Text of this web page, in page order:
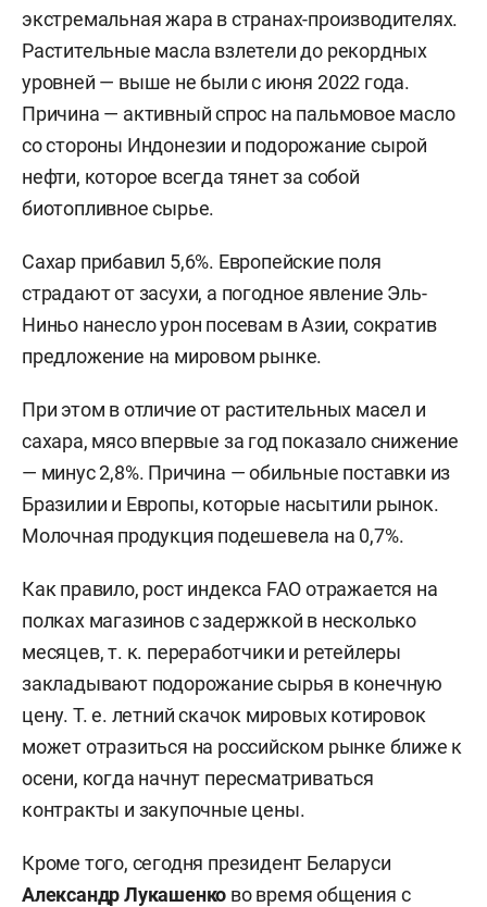
экстремальная жара в странах-производителях.
Растительные масла взлетели до рекордных
уровней — выше не были с июня 2022 года.
Причина — активный спрос на пальмовое масло
со стороны Индонезии и подорожание сырой
нефти, которое всегда тянет за собой
биотопливное сырье.
Сахар прибавил 5,6%. Европейские поля
страдают от засухи, а погодное явление Эль-
Ниньо нанесло урон посевам в Азии, сократив
предложение на мировом рынке.
При этом в отличие от растительных масел и
сахара, мясо впервые за год показало снижение
— минус 2,8%. Причина — обильные поставки из
Бразилии и Европы, которые насытили рынок.
Молочная продукция подешевела на 0,7%.
Как правило, рост индекса FAO отражается на
полках магазинов с задержкой в несколько
месяцев, т. к. переработчики и ретейлеры
закладывают подорожание сырья в конечную
цену. Т. е. летний скачок мировых котировок
может отразиться на российском рынке ближе к
осени, когда начнут пересматриваться
контракты и закупочные цены.
Кроме того, сегодня президент Беларуси
Александр Лукашенко во время общения с